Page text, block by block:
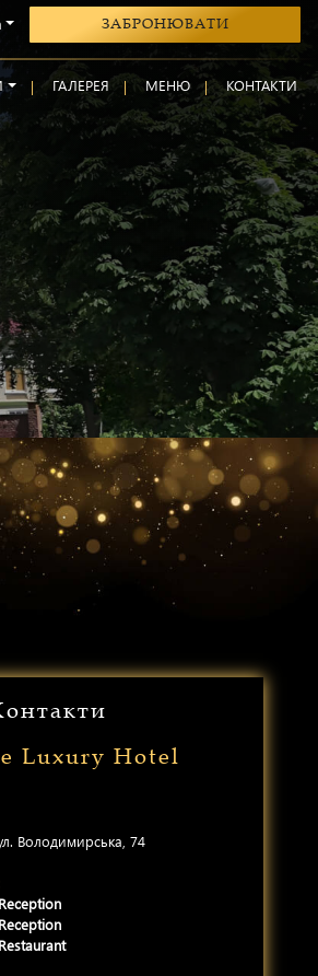
ЗАБРОНЮВАТИ
ГАЛЕРЕЯ МЕНЮ КОНТАКТИ
Luxury Hotel
Володимирська, 74
Reception
Reception
Restaurant